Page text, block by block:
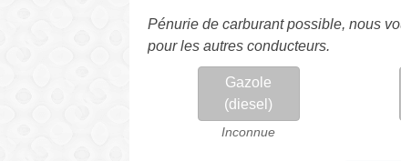
Pénurie de carburant possible, nous
pour les autres conducteurs.
Gazole
(diesel)
Inconnue